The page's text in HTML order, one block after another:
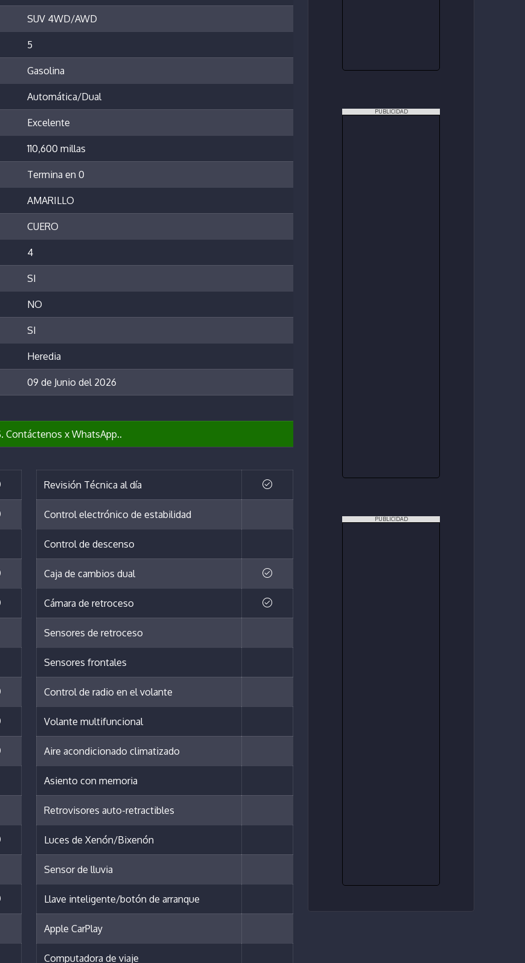
SUV 4WD/AWD
5
Gasolina
Automática/Dual
Excelente
110,600 millas
Termina en 0
AMARILLO
CUERO
4
SI
NO
SI
Heredia
09 de Junio del 2026
Contáctenos x WhatsApp..
Revisión Técnica al día
Control electrónico de estabilidad
Control de descenso
Caja de cambios dual
Cámara de retroceso
Sensores de retroceso
Sensores frontales
Control de radio en el volante
Volante multifuncional
Aire acondicionado climatizado
Asiento con memoria
Retrovisores auto-retractibles
Luces de Xenón/Bixenón
Sensor de lluvia
Llave inteligente/botón de arranque
Apple CarPlay
Computadora de viaje
PUBLICIDAD
PUBLICIDAD